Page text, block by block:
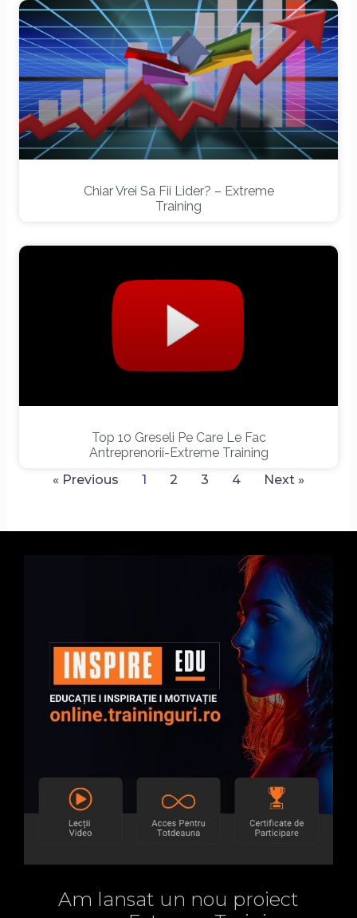
Chiar Vrei Sa Fii Lider? – Extreme
Training
Top 10 Greseli Pe Care Le Fac
Antreprenorii-Extreme Training
« Previous
1 2 3 4 Next »
Am lansat un nou proiect